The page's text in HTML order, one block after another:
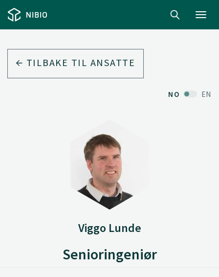
TILBAKE TIL ANSATTE
NO EN
Viggo Lunde
Senioringeniør